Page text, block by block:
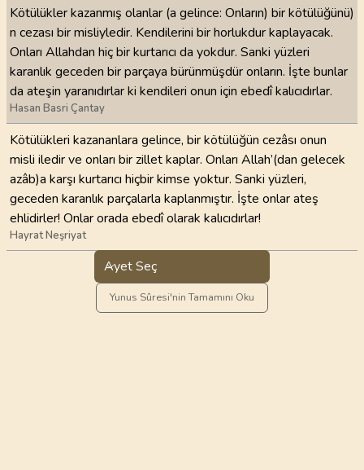
Kötülükler kazanmış olanlar (a gelince: Onların) bir kötülüğünü)
n cezası bir misliyledir. Kendilerini bir horlukdur kaplayacak.
Onları Allahdan hiç bir kurtarıcı da yokdur. Sanki yüzleri
karanlık geceden bir parçaya bürünmüşdür onların. İşte bunlar
da ateşin yaranıdırlar ki kendileri onun için ebedî kalıcıdırlar.
Hasan Basri Çantay
Kötülükleri kazananlara gelince, bir kötülüğün cezâsı onun
misli iledir ve onları bir zillet kaplar. Onları Allah’(dan gelecek
azâb)a karşı kurtarıcı hiçbir kimse yoktur. Sanki yüzleri,
geceden karanlık parçalarla kaplanmıştır. İşte onlar ateş
ehlidirler! Onlar orada ebedî olarak kalıcıdırlar!
Hayrat Neşriyat
Ayet Seç
Yunus Sûresi'nin Tamamını Oku